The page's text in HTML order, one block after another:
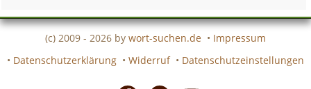
(c) 2009 - 2026 by wort-suchen.de • Impressum
• Datenschutzerklärung • Widerruf • Datenschutzeinstellungen